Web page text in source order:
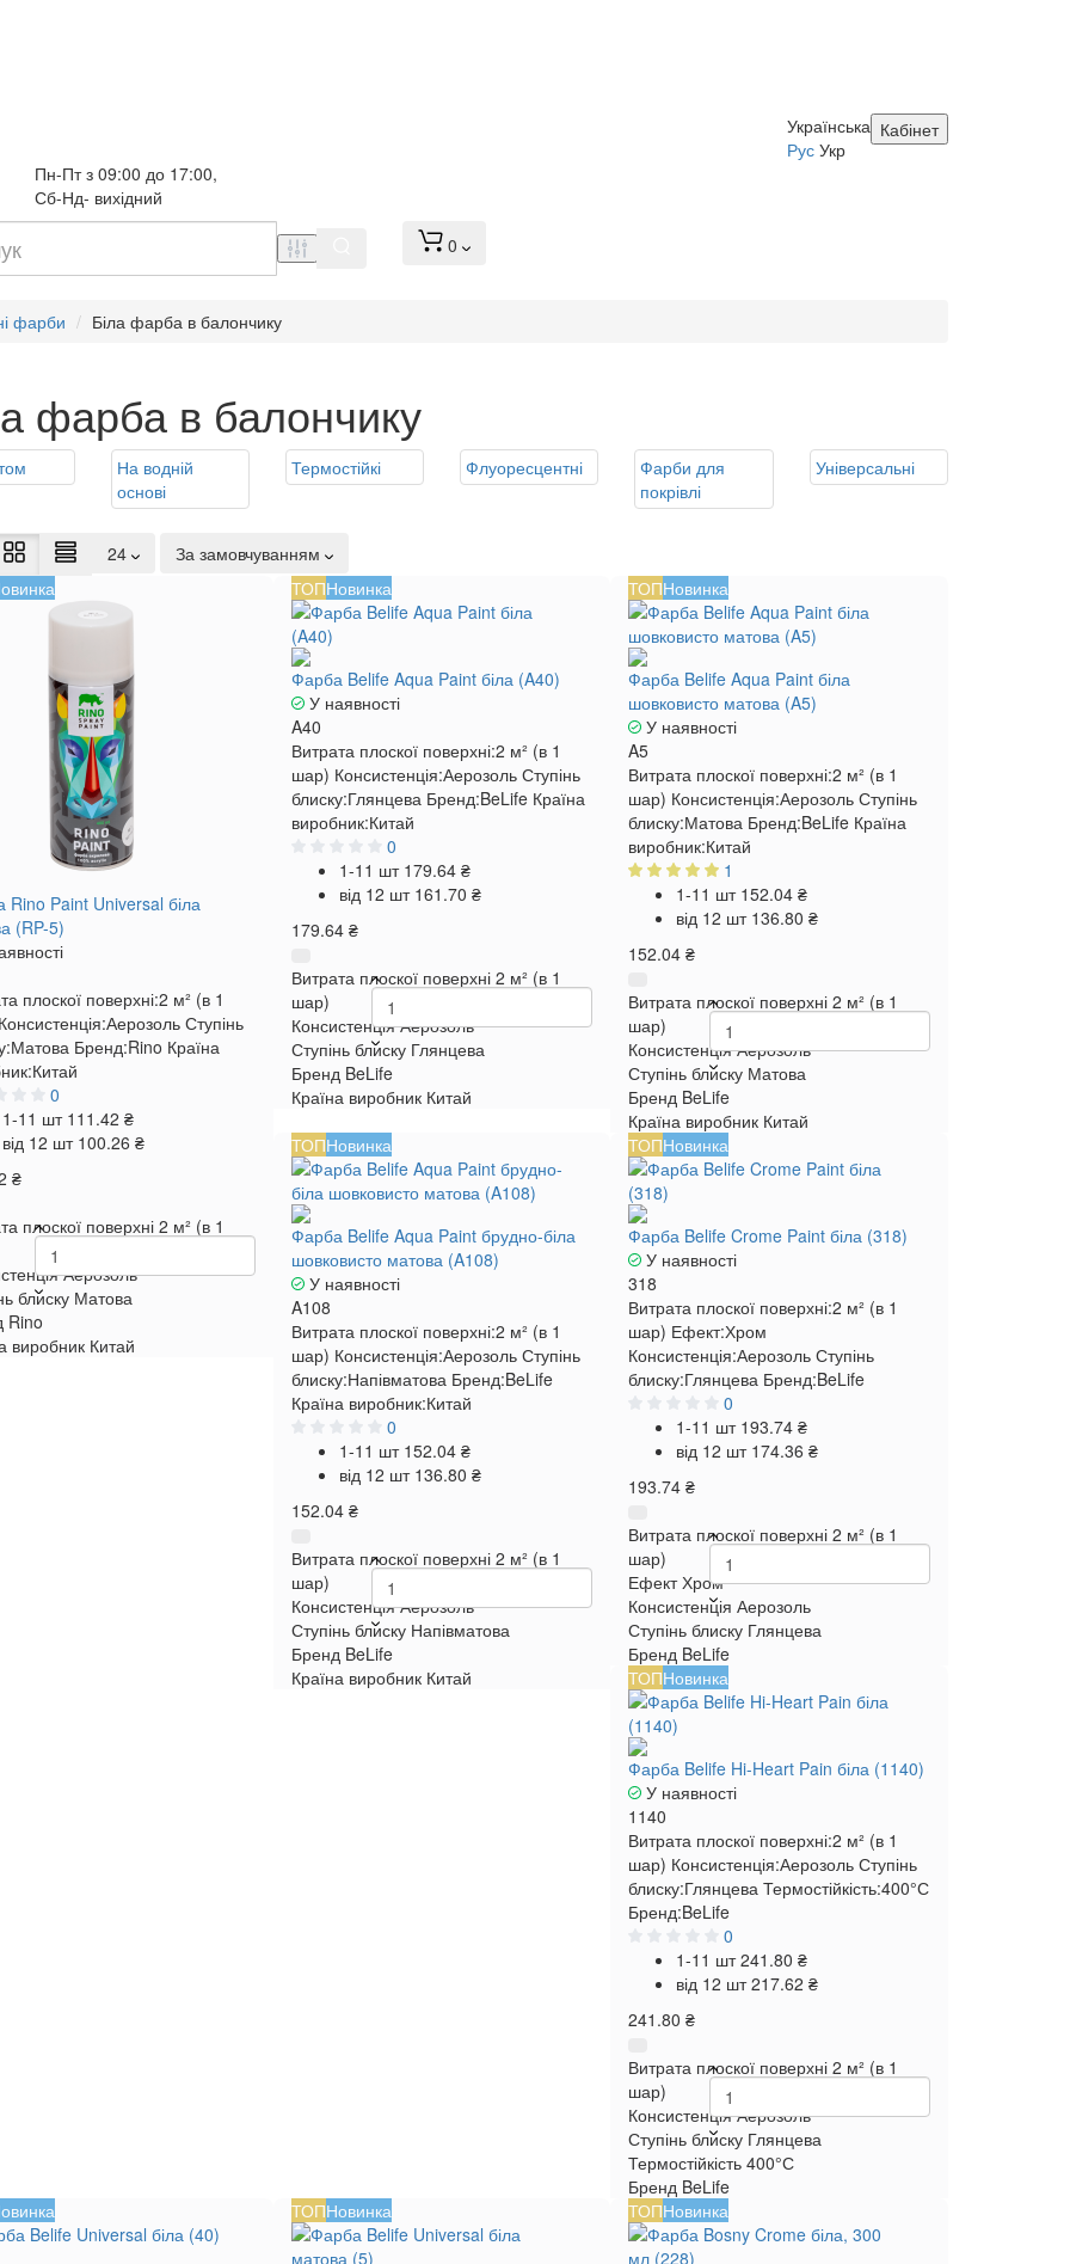
Кабінет
Українська
Рус Укр
Пн-Пт з 09:00 до 17:00,
Сб-Нд- вихідний
0
фарби Біла фарба в балончику
фарба в балончику
На водній
основі
Термостійкі Флуоресцентні
Фарби для
покрівлі
Універсальні
24
За замовчуванням
Rino Paint Universal біла
(RP-5)
плоскої поверхні:2 м² (в 1
Консистенція:Аерозоль Ступінь
Матова Бренд:Rino Країна
Китай
0
1-11 шт 111.42 ₴
від 12 шт 100.26 ₴
₴
плоскої поверхні 2 м² (в 1
Аерозоль
блиску Матова
Rino
виробник Китай
ТОПНовинка
Фарба Belife Aqua Paint біла (A40)
У наявності
A40
Витрата плоскої поверхні:2 м² (в 1
шар) Консистенція:Аерозоль Ступінь
блиску:Глянцева Бренд:BeLife Країна
виробник:Китай
0
1-11 шт 179.64 ₴
від 12 шт 161.70 ₴
179.64 ₴
Витрата плоскої поверхні 2 м² (в 1
шар)
Консистенція Аерозоль
Ступінь блиску Глянцева
Бренд BeLife
Країна виробник Китай
ТОПНовинка
Фарба Belife Aqua Paint біла
шовковисто матова (A5)
У наявності
A5
Витрата плоскої поверхні:2 м² (в 1
шар) Консистенція:Аерозоль Ступінь
блиску:Матова Бренд:BeLife Країна
виробник:Китай
1
1-11 шт 152.04 ₴
від 12 шт 136.80 ₴
152.04 ₴
Витрата плоскої поверхні 2 м² (в 1
шар)
Консистенція Аерозоль
Ступінь блиску Матова
Бренд BeLife
Країна виробник Китай
ТОПНовинка
Фарба Belife Aqua Paint брудно-біла
шовковисто матова (A108)
У наявності
A108
Витрата плоскої поверхні:2 м² (в 1
шар) Консистенція:Аерозоль Ступінь
блиску:Напівматова Бренд:BeLife
Країна виробник:Китай
0
1-11 шт 152.04 ₴
від 12 шт 136.80 ₴
152.04 ₴
Витрата плоскої поверхні 2 м² (в 1
шар)
Консистенція Аерозоль
Ступінь блиску Напівматова
Бренд BeLife
Країна виробник Китай
ТОПНовинка
Фарба Belife Crome Paint біла (318)
У наявності
318
Витрата плоскої поверхні:2 м² (в 1
шар) Ефект:Хром
Консистенція:Аерозоль Ступінь
блиску:Глянцева Бренд:BeLife
0
1-11 шт 193.74 ₴
від 12 шт 174.36 ₴
193.74 ₴
Витрата плоскої поверхні 2 м² (в 1
шар)
Ефект Хром
Консистенція Аерозоль
Ступінь блиску Глянцева
Бренд BeLife
ТОПНовинка
Фарба Belife Hi-Heart Pain біла (1140)
У наявності
1140
Витрата плоскої поверхні:2 м² (в 1
шар) Консистенція:Аерозоль Ступінь
блиску:Глянцева Термостійкість:400°С
Бренд:BeLife
0
1-11 шт241.80 ₴
від 12 шт217.62 ₴
241.80 ₴
Витрата плоскої поверхні 2 м² (в 1
шар)
Консистенція Аерозоль
Ступінь блиску Глянцева
Термостійкість 400°С
Бренд BeLife
ТОПНовинка ТОПНовинка